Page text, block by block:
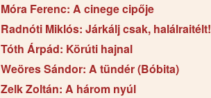
Móra Ferenc: A cinege cipője
Radnóti Miklós: Járkálj csak, halálraitélt!
Tóth Árpád: Körúti hajnal
Weöres Sándor: A tündér (Bóbita)
Zelk Zoltán: A három nyúl